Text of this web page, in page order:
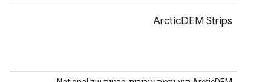
ArcticDEM Strips